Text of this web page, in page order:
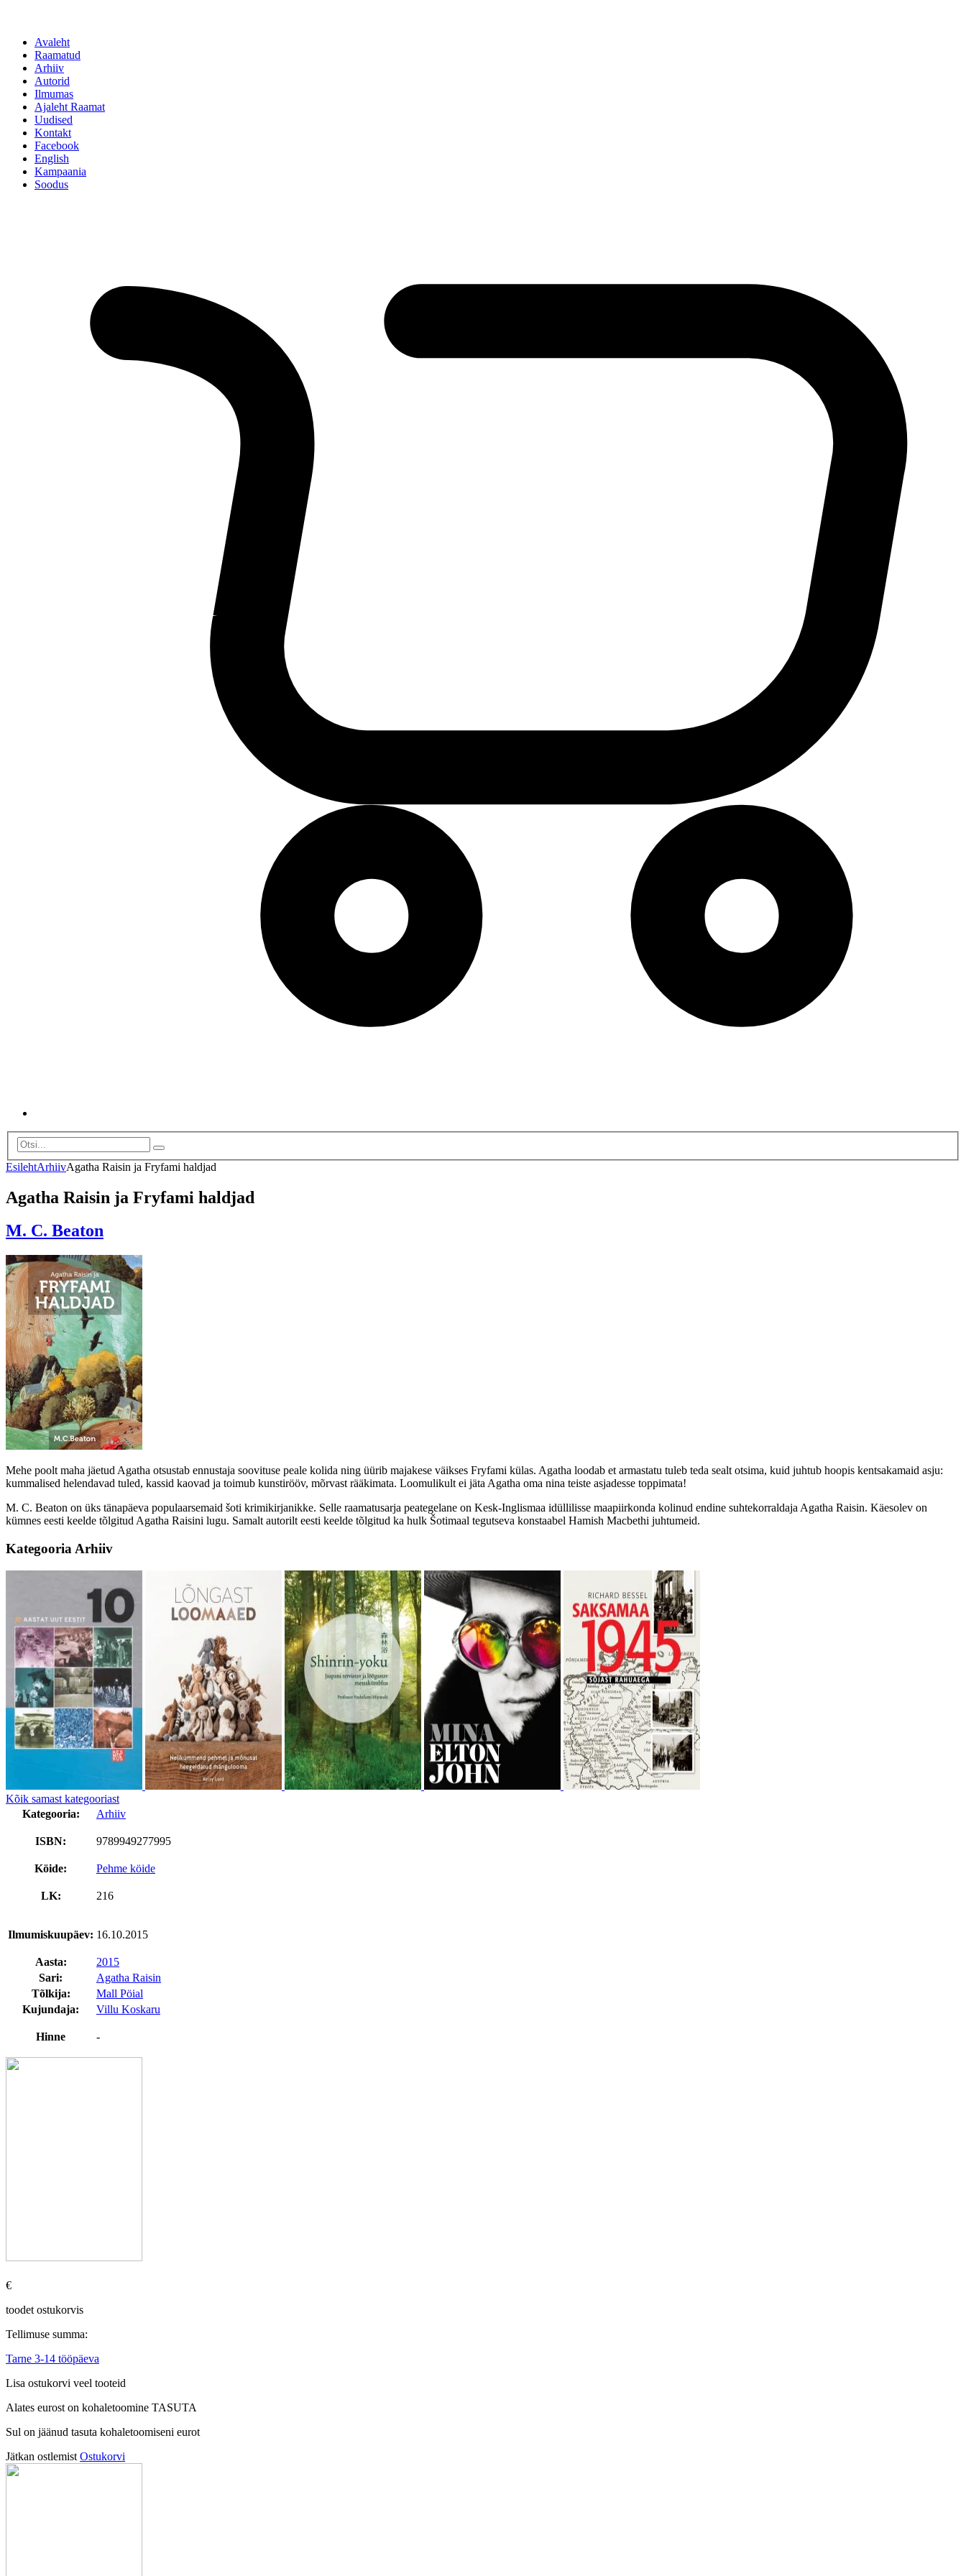
Avaleht
Raamatud
Arhiiv
Autorid
Ilmumas
Ajaleht Raamat
Uudised
Kontakt
Facebook
English
Kampaania
Soodus
EsilehtArhiivAgatha Raisin ja Fryfami haldjad
Agatha Raisin ja Fryfami haldjad
M. C. Beaton
Mehe poolt maha jäetud Agatha otsustab ennustaja soovituse peale kolida ning üürib majakese väikses Fryfami külas. Agatha loodab et armastatu tuleb teda sealt otsima, kuid juhtub hoopis kentsakamaid asju:
kummalised helendavad tuled, kassid kaovad ja toimub kunstirööv, mõrvast rääkimata. Loomulikult ei jäta Agatha oma nina teiste asjadesse toppimata!
M. C. Beaton on üks tänapäeva populaarsemaid šoti krimikirjanikke. Selle raamatusarja peategelane on Kesk-Inglismaa idüllilisse maapiirkonda kolinud endine suhtekorraldaja Agatha Raisin. Käesolev on
kümnes eesti keelde tõlgitud Agatha Raisini lugu. Samalt autorilt eesti keelde tõlgitud ka hulk Šotimaal tegutseva konstaabel Hamish Macbethi juhtumeid.
Kategooria Arhiiv
Kõik samast kategooriast
Kategooria:
Arhiiv
ISBN: 9789949277995
Köide: Pehme köide
LK: 216
Ilmumiskuupäev: 16.10.2015
Aasta:
2015
Sari:
Agatha Raisin
Tõlkija:
Mall Pöial
Kujundaja:
Villu Koskaru
Hinne -
€
toodet ostukorvis
Tellimuse summa:
Tarne 3-14 tööpäeva
Lisa ostukorvi veel tooteid
Alates eurost on kohaletoomine TASUTA
Sul on jäänud tasuta kohaletoomiseni eurot
Jätkan ostlemist Ostukorvi